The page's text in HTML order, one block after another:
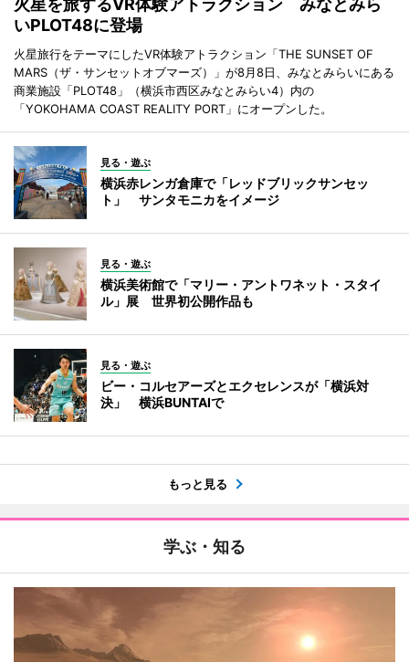
火星を旅するVR体験アトラクション みなとみら
いPLOT48に登場
火星旅行をテーマにしたVR体験アトラクション「THE SUNSET OF
MARS（ザ・サンセットオブマーズ）」が8月8日、みなとみらいにある
商業施設「PLOT48」（横浜市西区みなとみらい4）内の
「YOKOHAMA COAST REALITY PORT」にオープンした。
見る・遊ぶ
横浜赤レンガ倉庫で「レッドブリックサンセッ
ト」 サンタモニカをイメージ
見る・遊ぶ
横浜美術館で「マリー・アントワネット・スタイ
ル」展 世界初公開作品も
見る・遊ぶ
ビー・コルセアーズとエクセレンスが「横浜対
決」 横浜BUNTAIで
もっと見る
学ぶ・知る